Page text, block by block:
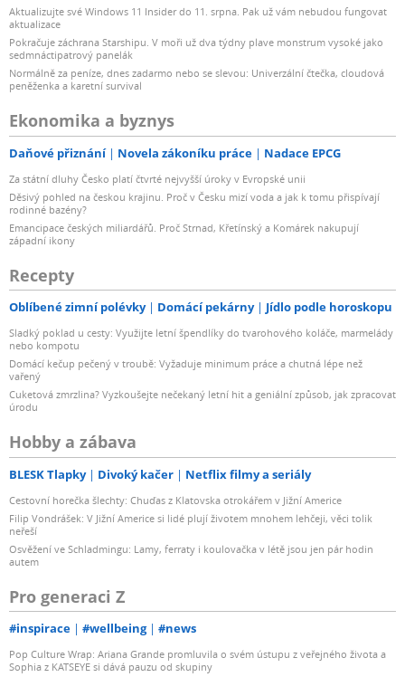
Aktualizujte své Windows 11 Insider do 11. srpna. Pak už vám nebudou fungovat
aktualizace
Pokračuje záchrana Starshipu. V moři už dva týdny plave monstrum vysoké jako
sedmnáctipatrový panelák
Normálně za peníze, dnes zadarmo nebo se slevou: Univerzální čtečka, cloudová
peněženka a karetní survival
Ekonomika a byznys
Daňové přiznání Novela zákoníku práce Nadace EPCG
Za státní dluhy Česko platí čtvrté nejvyšší úroky v Evropské unii
Děsivý pohled na českou krajinu. Proč v Česku mizí voda a jak k tomu přispívají
rodinné bazény?
Emancipace českých miliardářů. Proč Strnad, Křetínský a Komárek nakupují
západní ikony
Recepty
Oblíbené zimní polévky Domácí pekárny Jídlo podle horoskopu
Sladký poklad u cesty: Využijte letní špendlíky do tvarohového koláče, marmelády
nebo kompotu
Domácí kečup pečený v troubě: Vyžaduje minimum práce a chutná lépe než
vařený
Cuketová zmrzlina? Vyzkoušejte nečekaný letní hit a geniální způsob, jak zpracovat
úrodu
Hobby a zábava
BLESK Tlapky Divoký kačer Netflix filmy a seriály
Cestovní horečka šlechty: Chuďas z Klatovska otrokářem v Jižní Americe
Filip Vondrášek: V Jižní Americe si lidé plují životem mnohem lehčeji, věci tolik
neřeší
Osvěžení ve Schladmingu: Lamy, ferraty i koulovačka v létě jsou jen pár hodin
autem
Pro generaci Z
#inspirace #wellbeing #news
Pop Culture Wrap: Ariana Grande promluvila o svém ústupu z veřejného života a
Sophia z KATSEYE si dává pauzu od skupiny